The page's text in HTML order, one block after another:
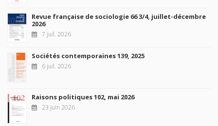
Revue française de sociologie 66 3/4, juillet-décembre
2026
7 juil. 2026
Sociétés contemporaines 139, 2025
6 juil. 2026
Raisons politiques 102, mai 2026
23 juin 2026